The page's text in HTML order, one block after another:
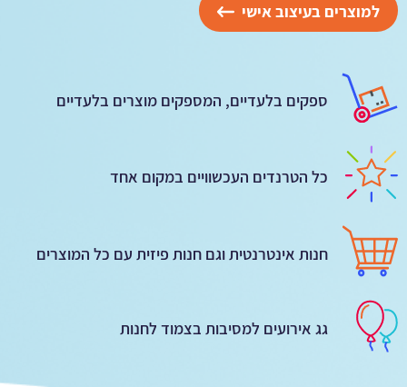
למוצרים בעיצוב אישי
ספקים בלעדיים, המספקים מוצרים בלעדיים
כל הטרנדים העכשוויים במקום אחד
חנות אינטרנטית וגם חנות פיזית עם כל המוצרים
גג אירועים למסיבות בצמוד לחנות